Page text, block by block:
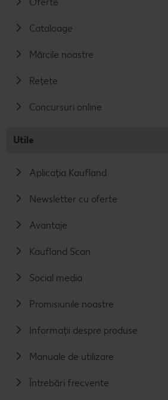
Cataloage
Mărcile noastre
Rețete
Concursuri online
Utile
Aplicația Kaufland
Newsletter cu oferte
Avantaje
Kaufland Scan
Social media
Promisiunile noastre
Informații despre produse
Manuale de utilizare
Întrebări frecvente